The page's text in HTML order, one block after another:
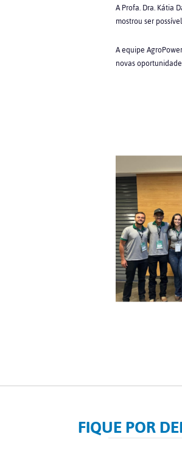
A Profa. Dra. Kátia
mostrou ser
A equipe
novas
FIQUE POR